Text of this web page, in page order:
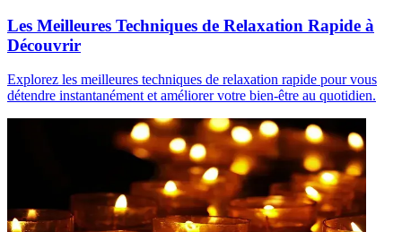
Les Meilleures Techniques de Relaxation Rapide à
Découvrir
Explorez les meilleures techniques de relaxation rapide pour vous
détendre instantanément et améliorer votre bien-être au quotidien.